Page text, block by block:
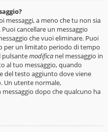
messaggi, a meno che tu non sia
cancellare un messaggio
che vuoi eliminare. Puoi
per un limitato periodo di tempo
pulsantemodifica nel messaggio in
al tuo messaggio, quando
testo aggiunto dove viene
Un utente normale,
dopo che qualcuno ha